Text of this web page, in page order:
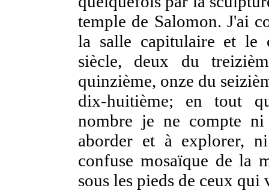
temple de Salomon. J'ai
la salle capitulaire et le
siècle, deux du
quinzième, onze du
dix-huitième; en tout
nombre je ne compte
aborder et à explorer,
confuse mosaïque de la
sous les pieds de ceux